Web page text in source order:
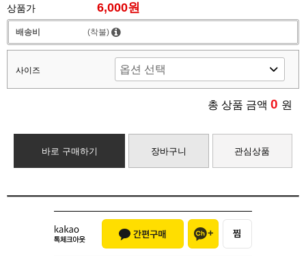
상품가 6,000원
배송비 (착불)
사이즈
총 상품 금액 0 원
바로 구매하기 장바구니 관심상품